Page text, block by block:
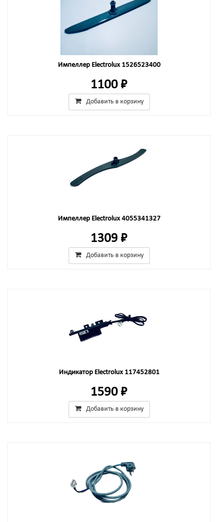
Импеллер Electrolux 1526523400
1100 ₽
Добавить в корзину
Импеллер Electrolux 4055341327
1309 ₽
Добавить в корзину
Индикатор Electrolux 117452801
1590 ₽
Добавить в корзину